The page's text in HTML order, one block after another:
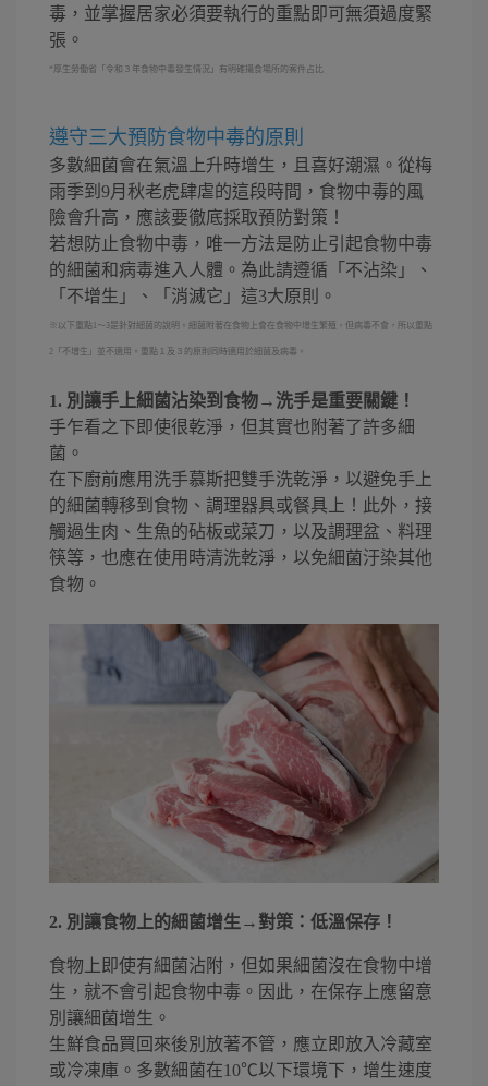
毒，並掌握居家必須要執行的重點即可無須過度緊
張。
*厚生勞働省「令和３年食物中毒發生情況」有明確攝食場所的案件占比
遵守三大預防食物中毒的原則
多數細菌會在氣溫上升時增生，且喜好潮濕。從梅
雨季到9月秋老虎肆虐的這段時間，食物中毒的風
險會升高，應該要徹底採取預防對策！
若想防止食物中毒，唯一方法是防止引起食物中毒
的細菌和病毒進入人體。為此請遵循「不沾染」、
「不增生」、「消滅它」這3大原則。
※以下重點1～3是針對細菌的說明。細菌附著在食物上會在食物中增生繁殖，但病毒不會，所以重點
2「不增生」並不適用。重點１及３的原則同時適用於細菌及病毒。
1. 別讓手上細菌沾染到食物→洗手是重要關鍵！
手乍看之下即使很乾淨，但其實也附著了許多細
菌。
在下廚前應用洗手慕斯把雙手洗乾淨，以避免手上
的細菌轉移到食物、調理器具或餐具上！此外，接
觸過生肉、生魚的砧板或菜刀，以及調理盆、料理
筷等，也應在使用時清洗乾淨，以免細菌汙染其他
食物。
2. 別讓食物上的細菌增生→對策：低溫保存！
食物上即使有細菌沾附，但如果細菌沒在食物中增
生，就不會引起食物中毒。因此，在保存上應留意
別讓細菌增生。
生鮮食品買回來後別放著不管，應立即放入冷藏室
或冷凍庫。多數細菌在10℃以下環境下，增生速度